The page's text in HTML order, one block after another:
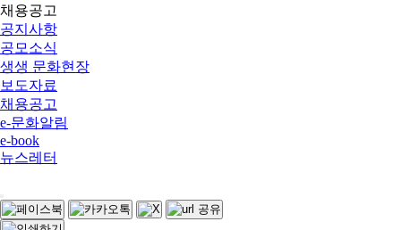
채용공고
공지사항
공모소식
생생 문화현장
보도자료
채용공고
e-문화알림
e-book
뉴스레터